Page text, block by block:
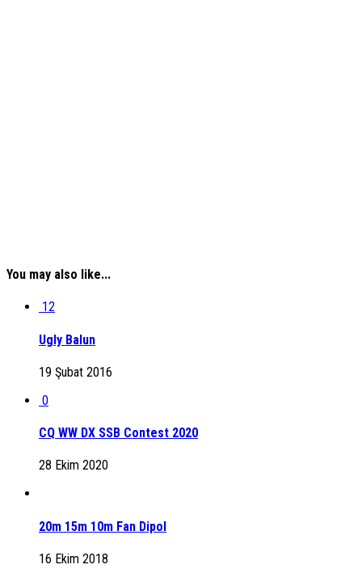
You may also like...
12
Ugly Balun
19 Şubat 2016
0
CQ WW DX SSB Contest 2020
28 Ekim 2020
20m 15m 10m Fan Dipol
16 Ekim 2018